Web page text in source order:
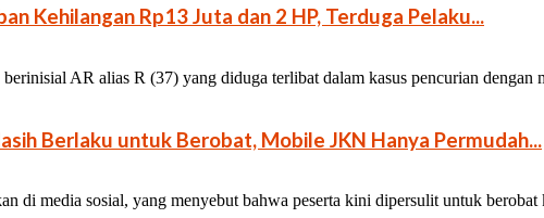
Kehilangan Rp13 Juta dan 2 HP, Terduga Pelaku...
AR alias R (37) yang diduga terlibat dalam kasus pencurian dengan
Berlaku untuk Berobat, Mobile JKN Hanya Permudah...
di media sosial, yang menyebut bahwa peserta kini dipersulit untuk